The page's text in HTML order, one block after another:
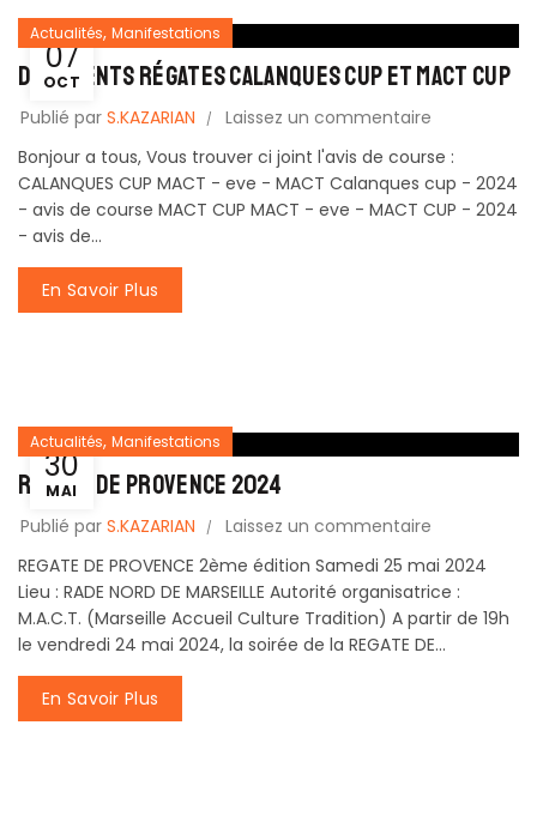
07
OCT
Actualités, Manifestations
Documents Régates CALANQUES CUP et MACT CUP
Publié par S.KAZARIAN
Laissez un commentaire
Bonjour a tous, Vous trouver ci joint l'avis de course :
CALANQUES CUP MACT - eve - MACT Calanques cup - 2024
- avis de course MACT CUP MACT - eve - MACT CUP - 2024
- avis de...
En Savoir Plus
30
MAI
Actualités, Manifestations
REGATE de PROVENCE 2024
Publié par S.KAZARIAN
Laissez un commentaire
REGATE DE PROVENCE 2ème édition Samedi 25 mai 2024
Lieu : RADE NORD DE MARSEILLE Autorité organisatrice :
M.A.C.T. (Marseille Accueil Culture Tradition) A partir de 19h
le vendredi 24 mai 2024, la soirée de la REGATE DE...
En Savoir Plus